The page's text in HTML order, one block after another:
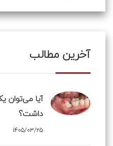
آخرین مطالب
آیا می‌توان
داشت؟
1405/03/25